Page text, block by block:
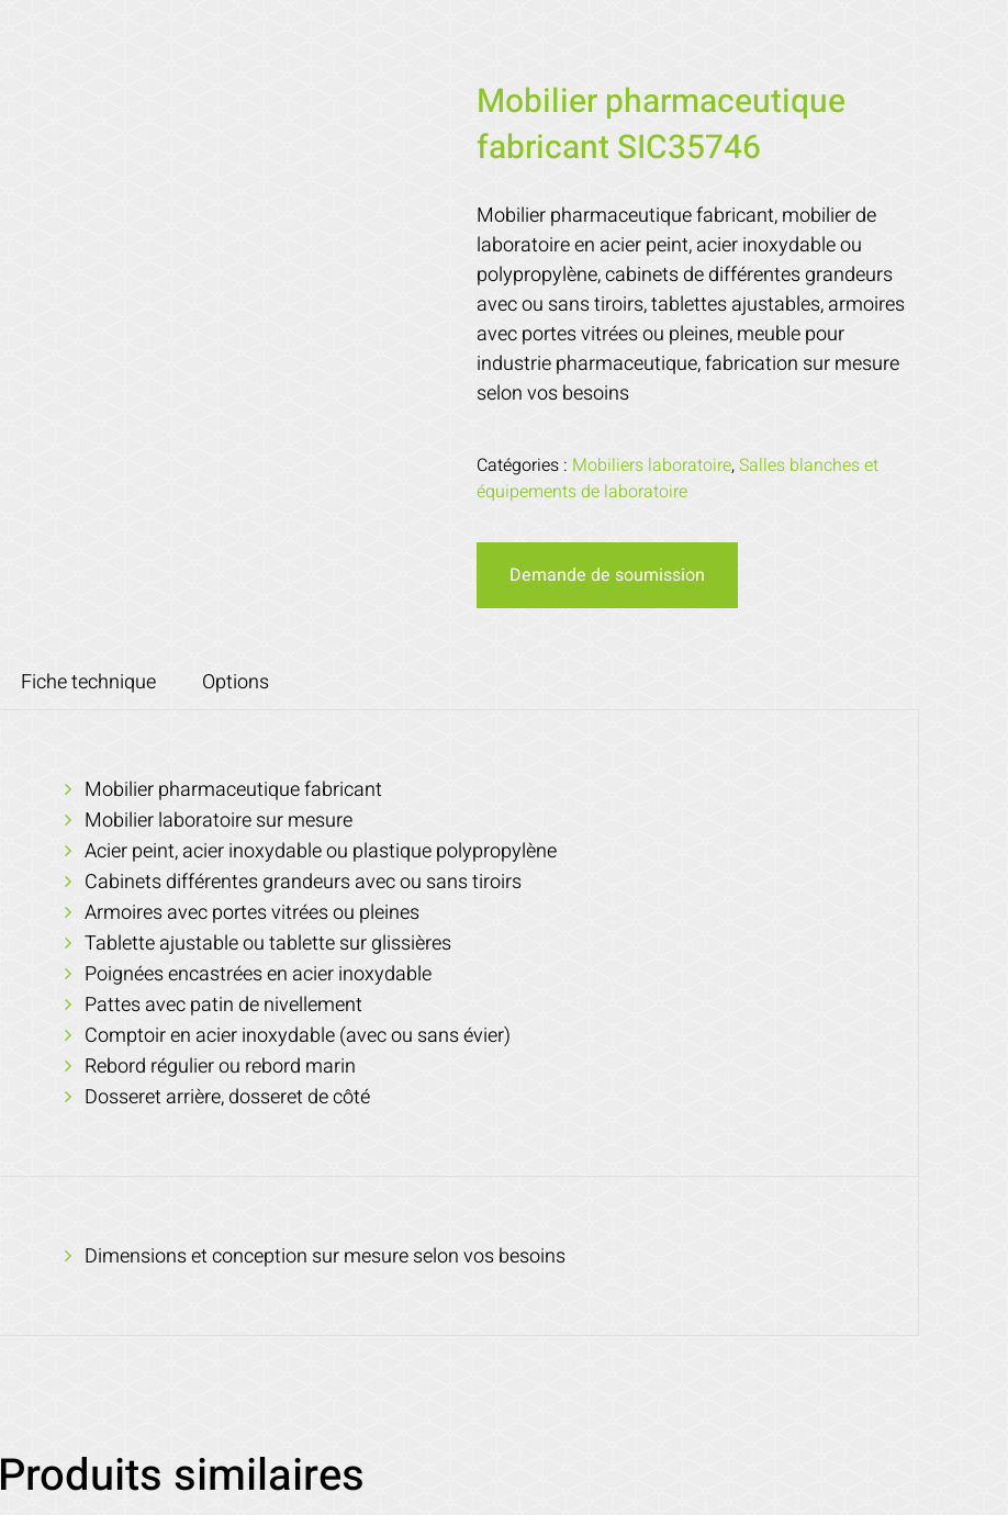
Mobilier pharmaceutique
fabricant SIC35746
Mobilier pharmaceutique fabricant, mobilier de
laboratoire en acier peint, acier inoxydable ou
polypropylène, cabinets de différentes grandeurs
avec ou sans tiroirs, tablettes ajustables, armoires
avec portes vitrées ou pleines, meuble pour
industrie pharmaceutique, fabrication sur mesure
selon vos besoins
Catégories : Mobiliers laboratoire,Salles blanches et
équipements de laboratoire
Demande de soumission
Fiche technique Options
Mobilier pharmaceutique fabricant
Mobilier laboratoire sur mesure
Acier peint, acier inoxydable ou plastique polypropylène
Cabinets différentes grandeurs avec ou sans tiroirs
Armoires avec portes vitrées ou pleines
Tablette ajustable ou tablette sur glissières
Poignées encastrées en acier inoxydable
Pattes avec patin de nivellement
Comptoir en acier inoxydable (avec ou sans évier)
Rebord régulier ou rebord marin
Dosseret arrière, dosseret de côté
Dimensions et conception sur mesure selon vos besoins
Produits similaires